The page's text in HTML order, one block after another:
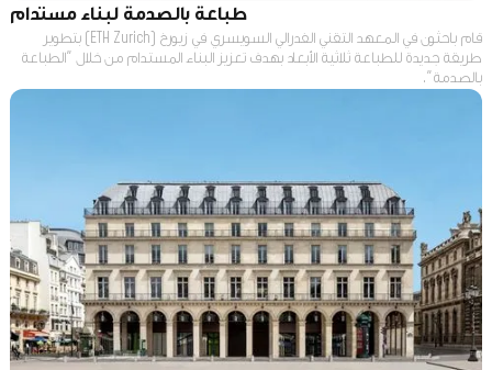
طباعة بالصدمة لبناء مستدام
قام باحثون في المعهد التقني الفدرالي السويسري في زيورخ (ETH Zurich) بتطوير
طريقة جديدة للطباعة ثلاثية الأبعاد بهدف تعزيز البناء المستدام من خلال "الطباعة
بالصدمة".